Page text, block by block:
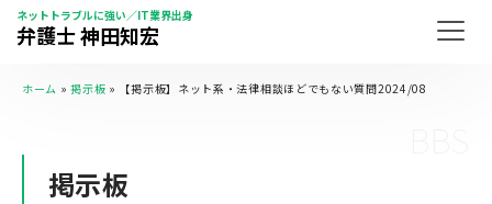
ネットトラブルに強い／IT業界出身
弁護士 神田知宏
ホーム »掲示板 » 【掲示板】ネット系・法律相談ほどでもない質問2024/08
掲示板